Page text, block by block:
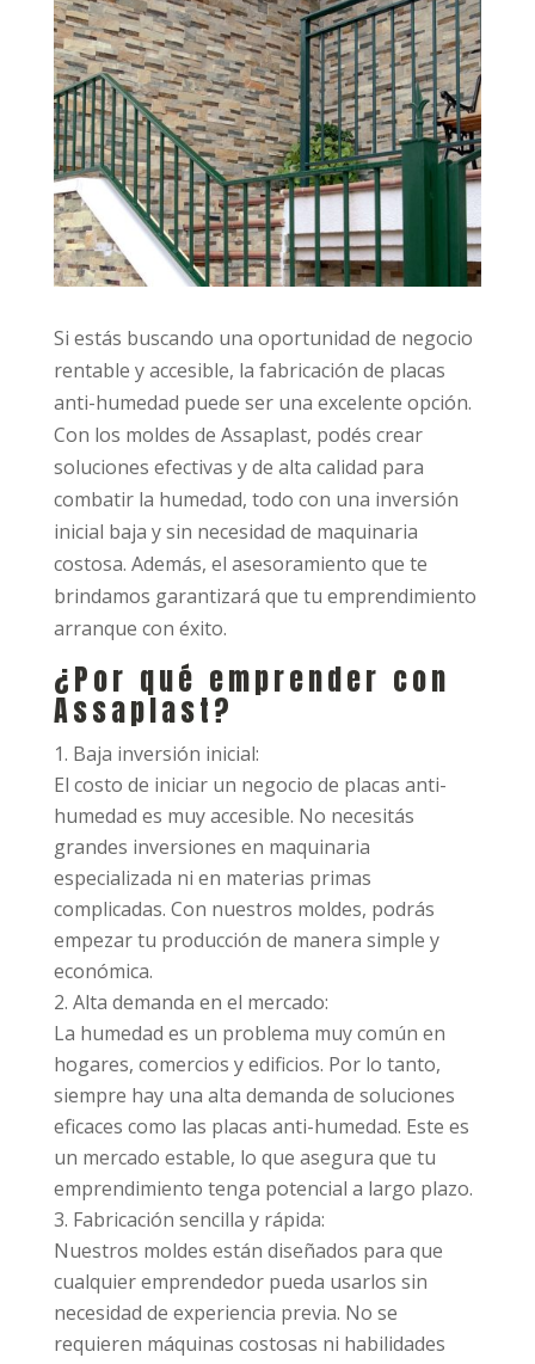
Si estás buscando una oportunidad de negocio
rentable y accesible, la fabricación de placas
anti-humedad puede ser una excelente opción.
Con los moldes de Assaplast, podés crear
soluciones efectivas y de alta calidad para
combatir la humedad, todo con una inversión
inicial baja y sin necesidad de maquinaria
costosa. Además, el asesoramiento que te
brindamos garantizará que tu emprendimiento
arranque con éxito.
¿Por qué emprender con
Assaplast?
Baja inversión inicial:
El costo de iniciar un negocio de placas anti-
humedad es muy accesible. No necesitás
grandes inversiones en maquinaria
especializada ni en materias primas
complicadas. Con nuestros moldes, podrás
empezar tu producción de manera simple y
económica.
Alta demanda en el mercado:
La humedad es un problema muy común en
hogares, comercios y edificios. Por lo tanto,
siempre hay una alta demanda de soluciones
eficaces como las placas anti-humedad. Este es
un mercado estable, lo que asegura que tu
emprendimiento tenga potencial a largo plazo.
Fabricación sencilla y rápida:
Nuestros moldes están diseñados para que
cualquier emprendedor pueda usarlos sin
necesidad de experiencia previa. No se
requieren máquinas costosas ni habilidades